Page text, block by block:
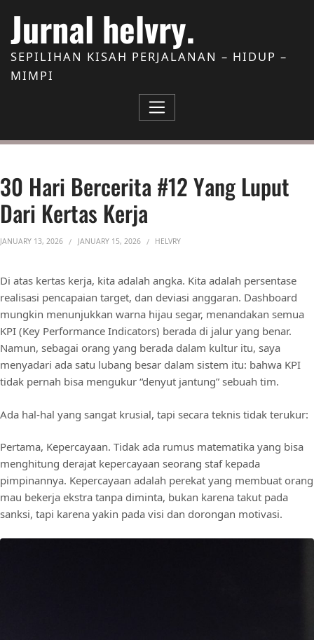
Jurnal helvry.
SEPILIHAN KISAH PERJALANAN – HIDUP –
MIMPI
30 Hari Bercerita #12 Yang Luput
Dari Kertas Kerja
JANUARY 13, 2026 JANUARY 15, 2026 HELVRY
Di atas kertas kerja, kita adalah angka. Kita adalah persentase
realisasi pencapaian target, dan deviasi anggaran. Dashboard
mungkin menunjukkan warna hijau segar, menandakan semua
KPI (Key Performance Indicators) berada di jalur yang benar.
Namun, sebagai orang yang berada dalam kultur itu, saya
menyadari ada satu lubang besar dalam sistem itu: bahwa KPI
tidak pernah bisa mengukur “denyut jantung” sebuah tim.
Ada hal-hal yang sangat krusial, tapi secara teknis tidak terukur:
Pertama, Kepercayaan. Tidak ada rumus matematika yang bisa
menghitung derajat kepercayaan seorang staf kepada
pimpinannya. Kepercayaan adalah perekat yang membuat orang
mau bekerja ekstra tanpa diminta, bukan karena takut pada
sanksi, tapi karena yakin pada visi dan dorongan motivasi.